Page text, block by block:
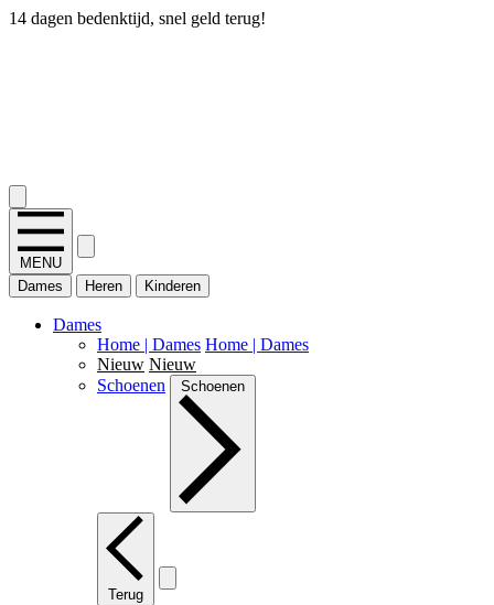
14 dagen bedenktijd, snel geld terug!
MENU
Dames
Heren Kinderen
Dames
Home | Dames Home | Dames
Nieuw Nieuw
Schoenen
Schoenen
Terug